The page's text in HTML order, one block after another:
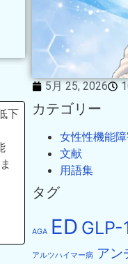
下
5月 25, 2026
カテゴリー
女性性機能
文献
用語集
タグ
AGA ED GLP-
アルツハイマー病 アン